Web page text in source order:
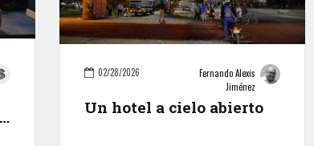
02/28/2026
Fernando Alexis
Jiménez
Un hotel a cielo abierto